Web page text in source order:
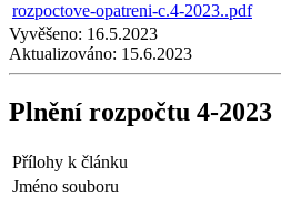
rozpoctove-opatreni-c.4-2023..pdf
Vyvěšeno: 16.5.2023
Aktualizováno: 15.6.2023
Plnění rozpočtu 4-2023
Přílohy k článku
Jméno souboru